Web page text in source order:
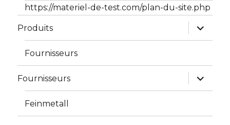
menu
https://materiel-de-test.com/plan-du-site.php
Produits
ouvrir
le
sous-
Fournisseurs
Fournisseurs
ouvrir
le
sous-
Feinmetall